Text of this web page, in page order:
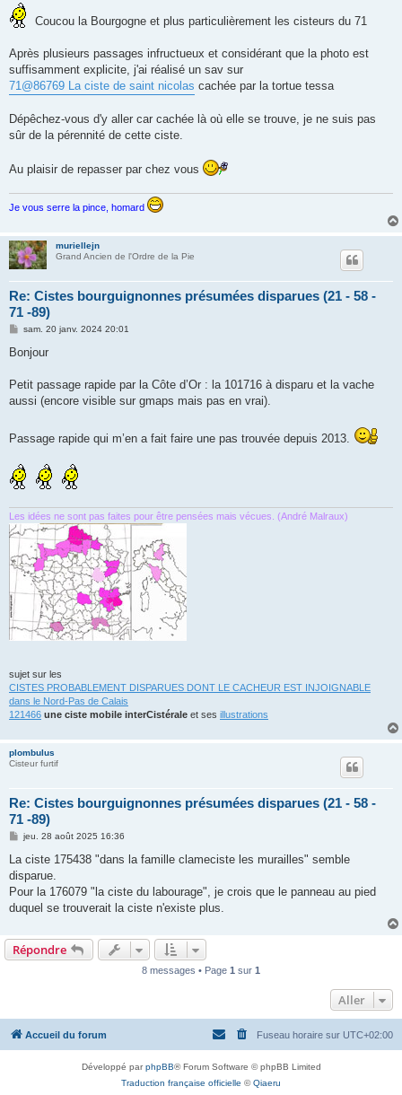
s
s
a
e
Coucou la Bourgogne et plus particulièrement les cisteurs du 71
Après plusieurs passages infructueux et considérant que la photo est
suffisamment explicite, j'ai réalisé un sav sur
71@86769 La ciste de saint nicolas cachée par la tortue tessa
Dépêchez-vous d'y aller car cachée là où elle se trouve, je ne suis pas
sûr de la pérennité de cette ciste.
Au plaisir de repasser par chez vous
Je vous serre la pince, homard
muriellejn
Grand Ancien de l'Ordre de la Pie
Re: Cistes bourguignonnes présumées disparues (21 - 58 -
71 -89)
M
s
g
sam. 20 janv. 2024 20:01
Bonjour
Petit passage rapide par la Côte d’Or : la 101716 à disparu et la vache
aussi (encore visible sur gmaps mais pas en vrai).
Passage rapide qui m’en a fait faire une pas trouvée depuis 2013.
Les idées ne sont pas faites pour être pensées mais vécues. (André Malraux)
sujet sur les
CISTES PROBABLEMENT DISPARUES DONT LE CACHEUR EST INJOIGNABLE
dans le Nord-Pas de Calais
121466 une ciste mobile interCistérale et ses illustrations
plombulus
Cisteur furtif
Re: Cistes bourguignonnes présumées disparues (21 - 58 -
71 -89)
M
s
a
g
jeu. 28 août 2025 16:36
La ciste 175438 "dans la famille clameciste les murailles" semble
disparue.
Pour la 176079 "la ciste du labourage", je crois que le panneau au pied
duquel se trouverait la ciste n'existe plus.
Répondre
8 messages • Page 1 sur 1
Aller
Accueil du forum Fuseau horaire sur UTC+02:00
Développé parphpBB® Forum Software © phpBB Limited
Traduction française officielle ©Qiaeru